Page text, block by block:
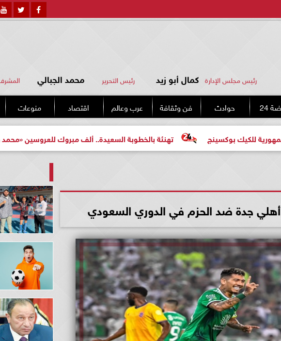
رئيس مجلس الإدارة كمال أبو زيد رئيس التحرير محمد الجبالي
24 حوادث فن وثقافة عرب وعالم اقتصاد منوعات
تهنئة بالخطوبة السعيدة.. ألف مبروك للعروسين «محمد وإسراء»
جدة ضد الحزم في الدوري السعودي